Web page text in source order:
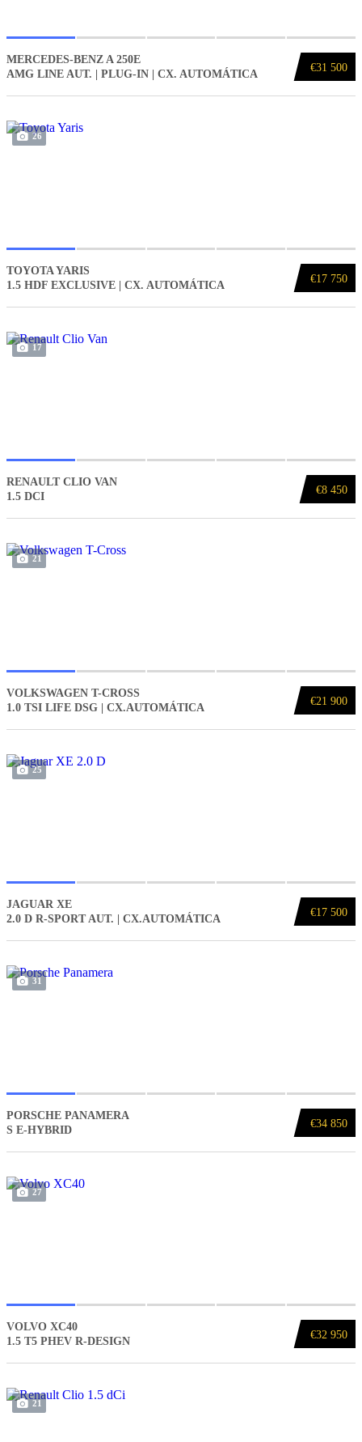
€31 500
MERCEDES-BENZ A 250E
AMG LINE AUT. | PLUG-IN | CX. AUTOMÁTICA
26
€17 750
TOYOTA YARIS
1.5 HDF EXCLUSIVE | CX. AUTOMÁTICA
17
€8 450
RENAULT CLIO VAN
1.5 DCI
21
€21 900
VOLKSWAGEN T-CROSS
1.0 TSI LIFE DSG | CX.AUTOMÁTICA
25
€17 500
JAGUAR XE
2.0 D R-SPORT AUT. | CX.AUTOMÁTICA
31
€34 850
PORSCHE PANAMERA
S E-HYBRID
27
€32 950
VOLVO XC40
1.5 T5 PHEV R-DESIGN
21